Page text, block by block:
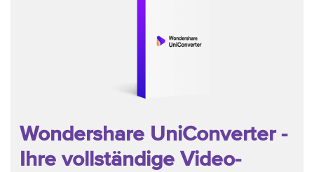
Wondershare UniConverter -
Ihre vollständige Video-